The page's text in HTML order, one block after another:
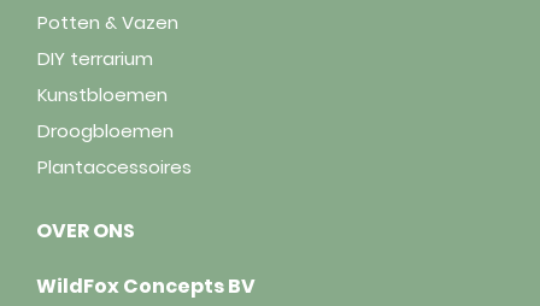
Potten & Vazen
DIY terrarium
Kunstbloemen
Droogbloemen
Plantaccessoires
OVER ONS
WildFox Concepts BV